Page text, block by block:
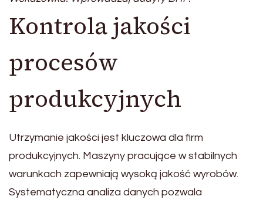
Kontrola jakości
procesów
produkcyjnych
Utrzymanie jakości jest kluczowa dla firm
produkcyjnych. Maszyny pracujące w stabilnych
warunkach zapewniają wysoką jakość wyrobów.
Systematyczna analiza danych pozwala